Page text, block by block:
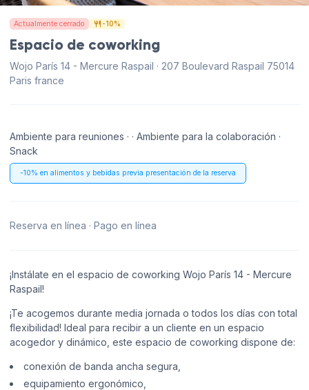
Actualmente cerrado -10%
Espacio de coworking
Wojo París 14 - Mercure Raspail · 207 Boulevard Raspail 75014
Paris france
Ambiente para reuniones · · Ambiente para la colaboración ·
Snack
-10% en alimentos y bebidas previa presentación de la reserva
Reserva en línea · Pago en línea
¡Instálate en el espacio de coworking Wojo París 14 - Mercure
Raspail!
¡Te acogemos durante media jornada o todos los días con total
flexibilidad! Ideal para recibir a un cliente en un espacio
acogedor y dinámico, este espacio de coworking dispone de:
conexión de banda ancha segura,
equipamiento ergonómico,